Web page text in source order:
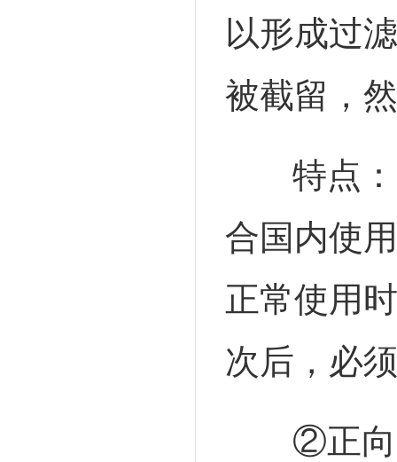
以形成过
被截留，
特点：
合国内使
正常使用
次后，必
②正向